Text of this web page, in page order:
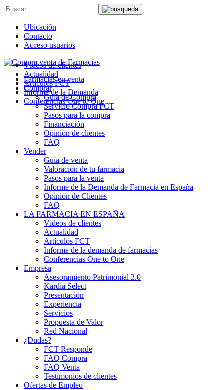
Ubicación
Contacto
Acceso usuarios
Farmacias en venta
Comprar
Guía de Compra
Servicio Compra FCT
Pasos para la compra
Financiación
Opinión de clientes
FAQ
Vender
Guía de venta
Valoración de tu farmacia
Pasos para la venta
Informe de la Demanda de Farmacia en España
Opinión de Clientes
FAQ
LA FARMACIA EN ESPAÑA
Vídeos de clientes
Actualidad
Artículos FCT
Informe de la demanda de farmacias
Conferencias One to One
Empresa
Asesoramiento Patrimonial 3.0
Kardia Select
Presentación
Experiencia
Servicios
Propuesta de Valor
Red Nacional
¿Dudas?
FCT Responde
FAQ Compra
FAQ Venta
Testimonios de clientes
Ofertas de Empleo
Vídeos de clientes
Actualidad
Artículos FCT
Informe de la Demanda
Conferencias One to One